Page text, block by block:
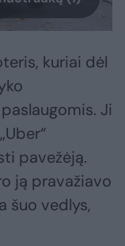
kuriai dėl
Ji
pavežėją.
ją pravažiavo
šuo vedlys,